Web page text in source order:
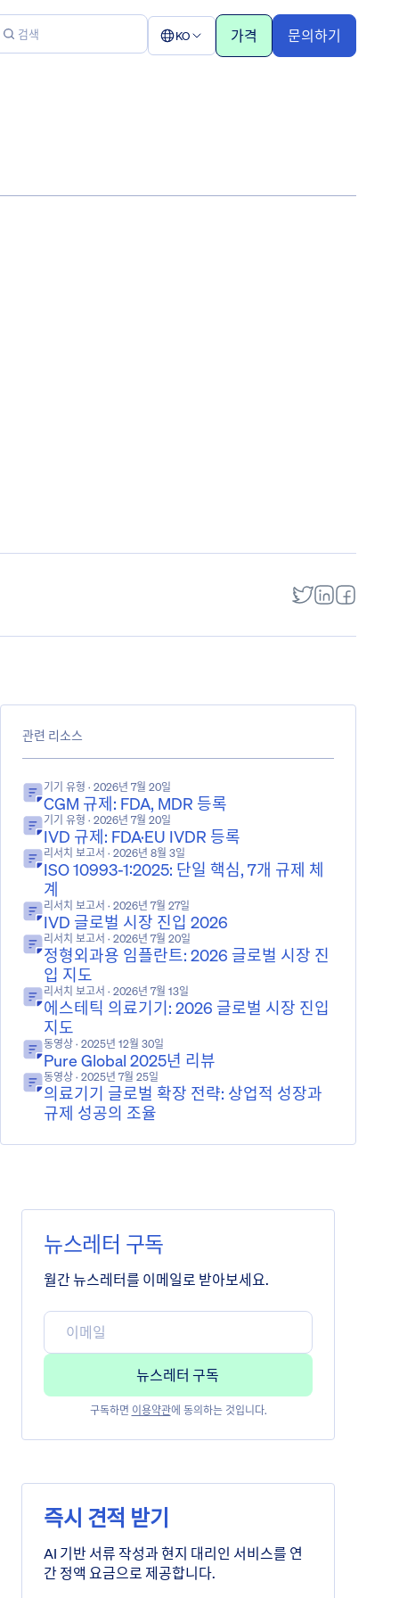
KO 가격 문의하기
관련 리소스
기기 유형 · 2026년 7월 20일
CGM 규제: FDA, MDR 등록
기기 유형 · 2026년 7월 20일
IVD 규제: FDA·EU IVDR 등록
리서치 보고서 · 2026년 8월 3일
ISO 10993-1:2025: 단일 핵심, 7개 규제 체
계
리서치 보고서 · 2026년 7월 27일
IVD 글로벌 시장 진입 2026
리서치 보고서 · 2026년 7월 20일
정형외과용 임플란트: 2026 글로벌 시장 진
입 지도
리서치 보고서 · 2026년 7월 13일
에스테틱 의료기기: 2026 글로벌 시장 진입
지도
동영상 · 2025년 12월 30일
Pure Global 2025년 리뷰
동영상 · 2025년 7월 25일
의료기기 글로벌 확장 전략: 상업적 성장과
규제 성공의 조율
뉴스레터 구독
월간 뉴스레터를 이메일로 받아보세요.
구독하면 이용약관에 동의하는 것입니다.
즉시 견적 받기
AI 기반 서류 작성과 현지 대리인 서비스를 연
간 정액 요금으로 제공합니다.